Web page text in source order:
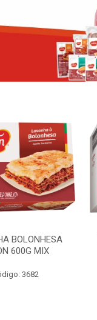
BOLONHESA
600G MIX
3682